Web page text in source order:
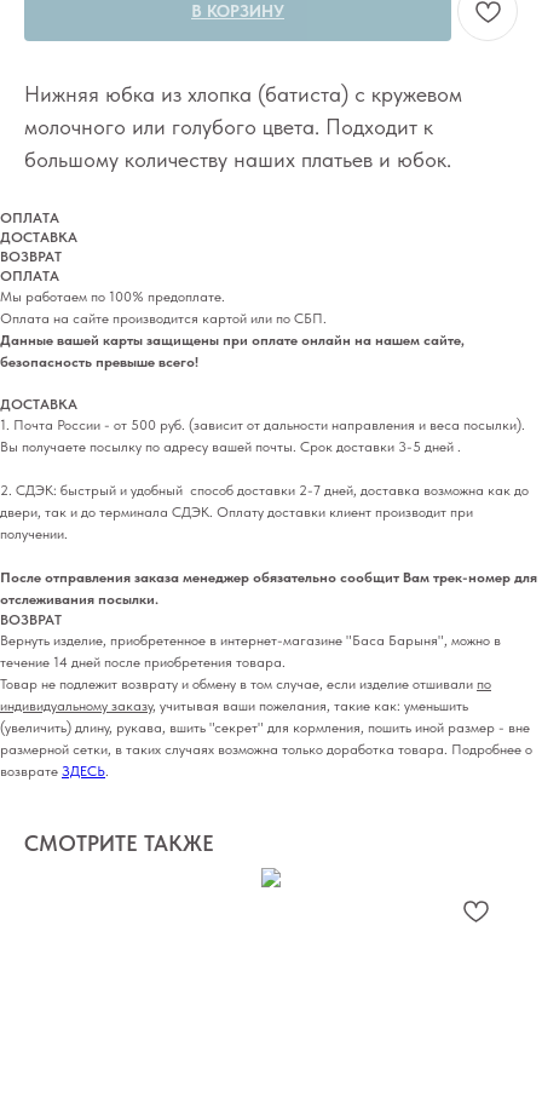
В КОРЗИНУ
Нижняя юбка из хлопка (батиста) с кружевом
молочного или голубого цвета. Подходит к
большому количеству наших платьев и юбок.
ОПЛАТА
ДОСТАВКА
ВОЗВРАТ
ОПЛАТА
Мы работаем по 100% предоплате.
Оплата на сайте производится картой или по СБП.
Данные вашей карты защищены при оплате онлайн на нашем сайте,
безопасность превыше всего!
ДОСТАВКА
1. Почта России - от 500 руб. (зависит от дальности направления и веса посылки).
Вы получаете посылку по адресу вашей почты. Срок доставки 3-5 дней .
2. СДЭК: быстрый и удобный способ доставки 2-7 дней, доставка возможна как до
двери, так и до терминала СДЭК. Оплату доставки клиент производит при
получении.
После отправления заказа менеджер обязательно сообщит Вам трек-номер для
отслеживания посылки.
ВОЗВРАТ
Вернуть изделие, приобретенное в интернет-магазине "Баса Барыня", можно в
течение 14 дней после приобретения товара.
Товар не подлежит возврату и обмену в том случае, если изделие отшивали по
индивидуальному заказу, учитывая ваши пожелания, такие как: уменьшить
(увеличить) длину, рукава, вшить "секрет" для кормления, пошить иной размер - вне
размерной сетки, в таких случаях возможна только доработка товара. Подробнее о
возврате ЗДЕСЬ.
СМОТРИТЕ ТАКЖЕ